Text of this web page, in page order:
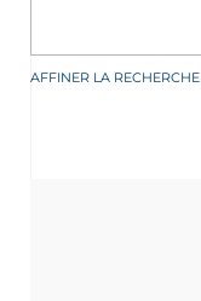
AFFINER LA RECHERCHE